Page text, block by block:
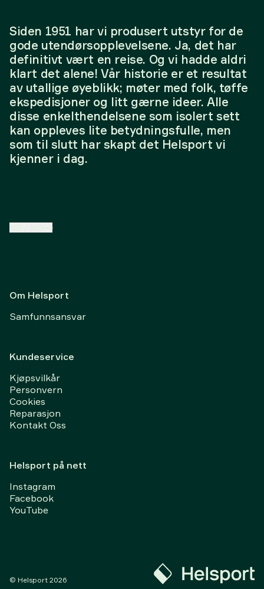
Siden 1951 har vi produsert utstyr for de
gode utendørsopplevelsene. Ja, det har
definitivt vært en reise. Og vi hadde aldri
klart det alene! Vår historie er et resultat
av utallige øyeblikk; møter med folk, tøffe
ekspedisjoner og litt gærne ideer. Alle
disse enkelthendelsene som isolert sett
kan oppleves lite betydningsfulle, men
som til slutt har skapt det Helsport vi
kjenner i dag.
Om Helsport
Samfunnsansvar
Kundeservice
Kjøpsvilkår
Personvern
Cookies
Reparasjon
Kontakt Oss
Helsport på nett
Instagram
Facebook
YouTube
© Helsport 2026